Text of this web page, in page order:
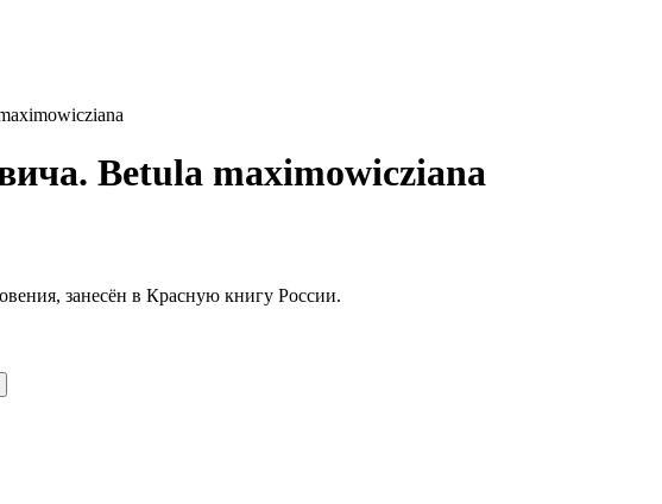
Betula maximowicziana
занесён в Красную книгу России.